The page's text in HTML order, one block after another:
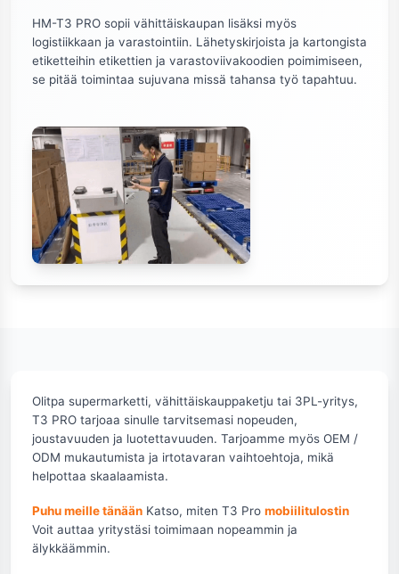
HM-T3 PRO sopii vähittäiskaupan lisäksi myös
logistiikkaan ja varastointiin. Lähetyskirjoista ja kartongista
etiketteihin etikettien ja varastoviivakoodien poimimiseen,
se pitää toimintaa sujuvana missä tahansa työ tapahtuu.
Olitpa supermarketti, vähittäiskauppaketju tai 3PL-yritys,
T3 PRO tarjoaa sinulle tarvitsemasi nopeuden,
joustavuuden ja luotettavuuden. Tarjoamme myös OEM /
ODM mukautumista ja irtotavaran vaihtoehtoja, mikä
helpottaa skaalaamista.
Puhu meille tänään Katso, miten T3 Pro mobiilitulostin
Voit auttaa yritystäsi toimimaan nopeammin ja
älykkäämmin.